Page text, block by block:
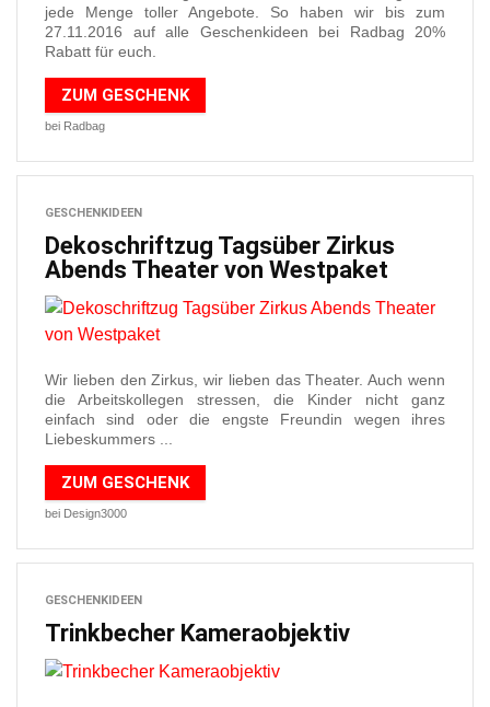
jede Menge toller Angebote. So haben wir bis zum
27.11.2016 auf alle Geschenkideen bei Radbag 20%
Rabatt für euch.
ZUM GESCHENK
bei Radbag
GESCHENKIDEEN
Dekoschriftzug Tagsüber Zirkus
Abends Theater von Westpaket
Wir lieben den Zirkus, wir lieben das Theater. Auch wenn
die Arbeitskollegen stressen, die Kinder nicht ganz
einfach sind oder die engste Freundin wegen ihres
Liebeskummers ...
ZUM GESCHENK
bei Design3000
GESCHENKIDEEN
Trinkbecher Kameraobjektiv